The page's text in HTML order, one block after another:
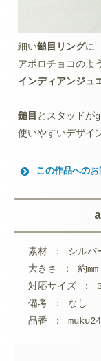
細い鎚目 リングに
アポロチョコのよ
インディアンジュ
鎚目 とスタッドが
使いやすいデザイ
この作品への
素材 ： シルバ
大きさ ： 約mm
対応サイズ ：
備考 ： なし
品番 ：